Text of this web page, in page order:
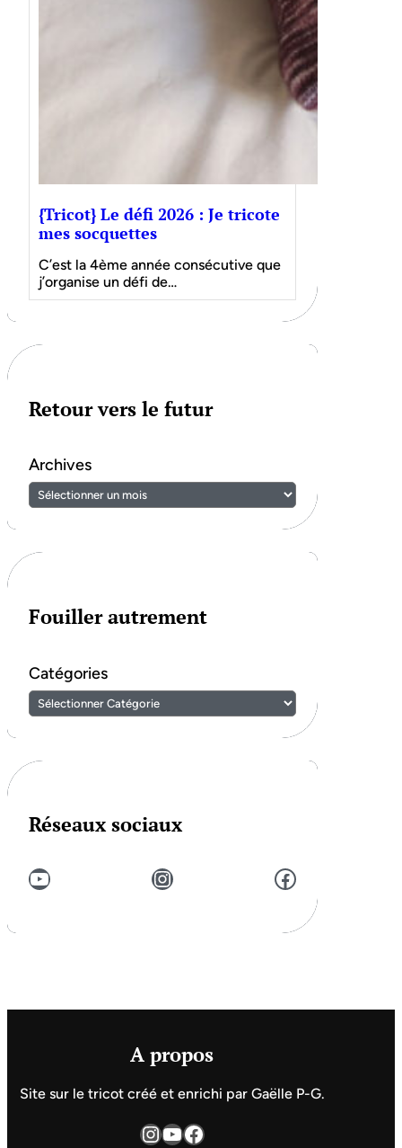
{Tricot} Le défi 2026 : Je tricote
mes socquettes
C’est la 4ème année consécutive que
j’organise un défi de…
Retour vers le futur
Archives
Fouiller autrement
Catégories
Réseaux sociaux
YouTube Instagram Facebook
A propos
Site sur le tricot créé et enrichi par Gaëlle P-G.
InstagramYouTube Facebook